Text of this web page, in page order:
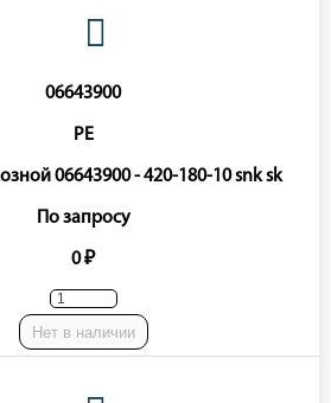
06643900
PE
06643900 - 420-180-10 snk sk
По запросу
0 ₽
Нет в наличии